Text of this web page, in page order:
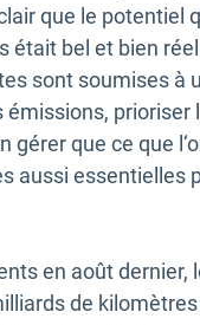
que le potentiel
était bel et bien réel
sont soumises à
prioriser
que ce que
aussi essentielles
en août dernier,
de